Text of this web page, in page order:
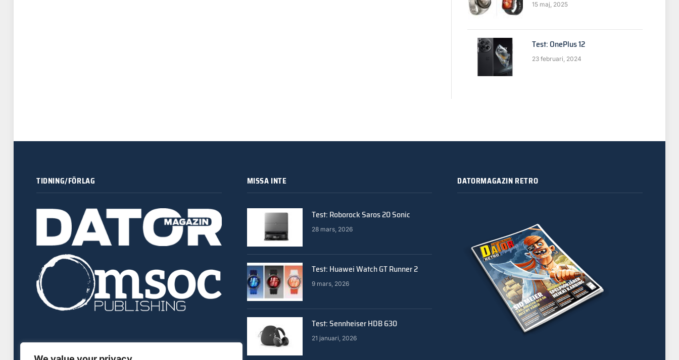
15 maj, 2025
Test: OnePlus 12
23 februari, 2024
TIDNING/FÖRLAG MISSA INTE
Test: Roborock Saros 20 Sonic
28 mars, 2026
Test: Huawei Watch GT Runner 2
9 mars, 2026
Test: Sennheiser HDB 630
21 januari, 2026
DATORMAGAZIN RETRO